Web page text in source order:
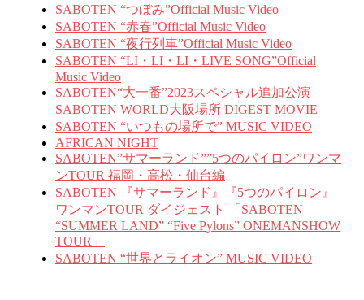
SABOTEN “つぼみ”Official Music Video
SABOTEN “赤春”Official Music Video
SABOTEN “夜行列車”Official Music Video
SABOTEN “LI・LI・LI・LIVE SONG”Official
Music Video
SABOTEN“大一番”2023スペシャル追加公演
SABOTEN WORLD大阪場所 DIGEST MOVIE
SABOTEN “いつもの場所で” MUSIC VIDEO
AFRICAN NIGHT
SABOTEN”サマーランド””5つのパイロン”ワンマ
ンTOUR 福岡・高松・仙台編
SABOTEN 『サマーランド』『5つのパイロン』
ワンマンTOUR ダイジェスト 「SABOTEN
“SUMMER LAND” “Five Pylons” ONEMANSHOW
TOUR」
SABOTEN “世界とライオン” MUSIC VIDEO